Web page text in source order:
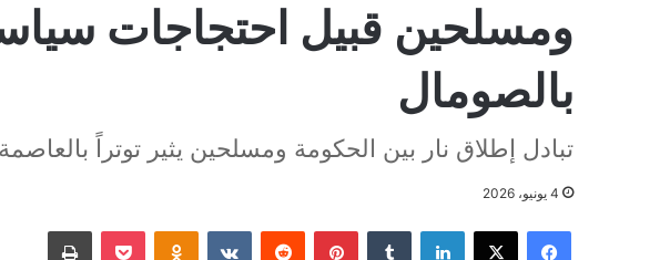
ومسلحين قبيل احتجاجات
بالصومال
تبادل إطلاق نار بين الحكومة ومسلحين يثير توتراً
4 يونيو، 2026
فيسبوك ‫X لينكدإن بينتيريست Odnoklassniki
‫Pocket طباعة